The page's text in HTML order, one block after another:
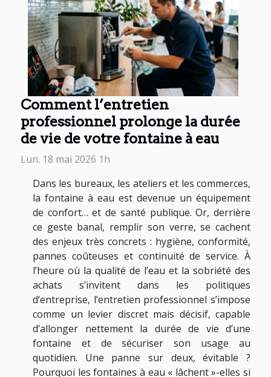
Comment l’entretien
professionnel prolonge la durée
de vie de votre fontaine à eau
Lun. 18 mai 2026 1h
Dans les bureaux, les ateliers et les commerces,
la fontaine à eau est devenue un équipement
de confort… et de santé publique. Or, derrière
ce geste banal, remplir son verre, se cachent
des enjeux très concrets : hygiène, conformité,
pannes coûteuses et continuité de service. À
l’heure où la qualité de l’eau et la sobriété des
achats s’invitent dans les politiques
d’entreprise, l’entretien professionnel s’impose
comme un levier discret mais décisif, capable
d’allonger nettement la durée de vie d’une
fontaine et de sécuriser son usage au
quotidien. Une panne sur deux, évitable ?
Pourquoi les fontaines à eau « lâchent »-elles si